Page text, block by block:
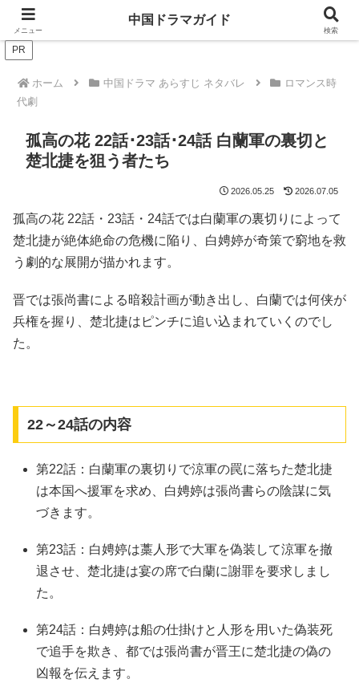
ドラマは歴史を知るともっと面白い！
PR
ホーム 中国ドラマ あらすじ ネタバレ
ロマンス時
代劇
孤高の花 22話･23話･24話 白蘭軍の裏切と
楚北捷を狙う者たち
2026.05.25 2026.07.05
孤高の花 22話・23話・24話では白蘭軍の裏切りによって
楚北捷が絶体絶命の危機に陥り、白娉婷が奇策で窮地を救
う劇的な展開が描かれます。
晋では張尚書による暗殺計画が動き出し、白蘭では何侠が
兵権を握り、楚北捷はピンチに追い込まれていくのでし
た。
22～24話の内容
第22話：白蘭軍の裏切りで涼軍の罠に落ちた楚北捷
は本国へ援軍を求め、白娉婷は張尚書らの陰謀に気
づきます。
第23話：白娉婷は藁人形で大軍を偽装して涼軍を撤
退させ、楚北捷は宴の席で白蘭に謝罪を要求しまし
た。
第24話：白娉婷は船の仕掛けと人形を用いた偽装死
で追手を欺き、都では張尚書が晋王に楚北捷の偽の
凶報を伝えます。
メニュー
中国ドラマガイド
検索